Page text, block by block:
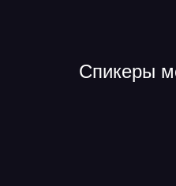
Спикеры